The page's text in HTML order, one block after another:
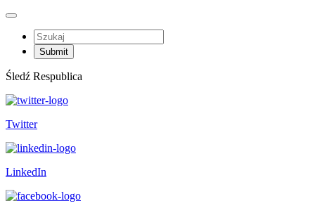
Śledź Respublica
Twitter
LinkedIn